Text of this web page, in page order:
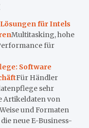
für Intels
Multitasking, hohe
für
Software
Für Händler
sehr
Artikeldaten von
und Formaten
neue E-Business-